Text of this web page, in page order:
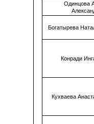
Одинцова
Богатырева
Конради
Кухваева